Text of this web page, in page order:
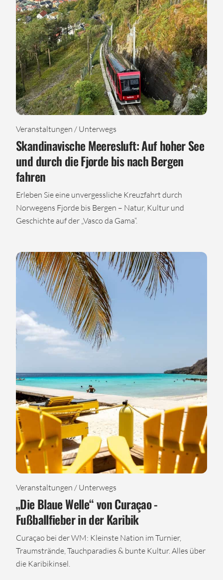
Veranstaltungen / Unterwegs
Skandinavische Meeresluft: Auf hoher See
und durch die Fjorde bis nach Bergen
fahren
Erleben Sie eine unvergessliche Kreuzfahrt durch
Norwegens Fjorde bis Bergen – Natur, Kultur und
Geschichte auf der „Vasco da Gama“.
Veranstaltungen / Unterwegs
„Die Blaue Welle“ von Curaçao -
Fußballfieber in der Karibik
Curaçao bei der WM: Kleinste Nation im Turnier,
Traumstrände, Tauchparadies & bunte Kultur. Alles über
die Karibikinsel.